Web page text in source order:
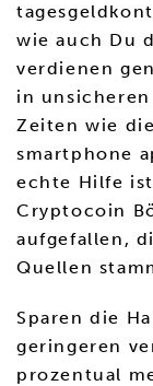
wie auch Du
verdienen
in
Zeiten wie
smartphone
echte Hilfe
Cryptocoin
aufgefallen,
Quellen
Sparen die
geringeren
prozentual